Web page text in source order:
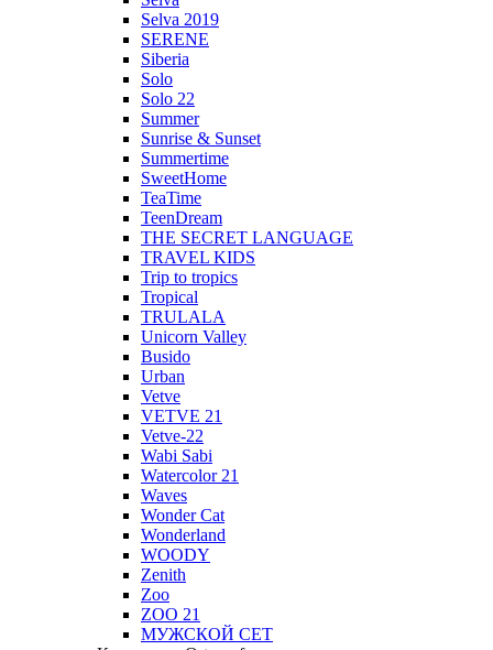
Selva 2019
SERENE
Siberia
Solo
Solo 22
Summer
Sunrise & Sunset
Summertime
SweetHome
TeaTime
TeenDream
THE SECRET LANGUAGE
TRAVEL KIDS
Trip to tropics
Tropical
TRULALA
Unicorn Valley
Busido
Urban
Vetve
VETVE 21
Vetve-22
Wabi Sabi
Watercolor 21
Waves
Wonder Cat
Wonderland
WOODY
Zenith
Zoo
ZOO 21
МУЖСКОЙ СЕТ